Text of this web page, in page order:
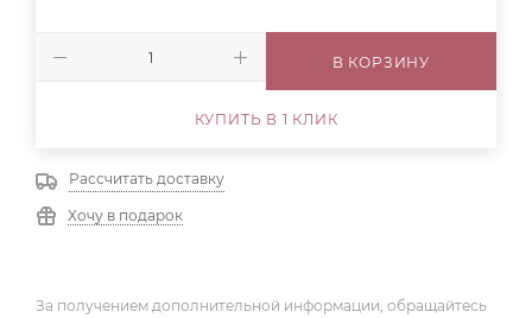
В КОРЗИНУ
КУПИТЬ В 1 КЛИК
Рассчитать доставку
Хочу в подарок
За получением дополнительной информации, обращайтесь